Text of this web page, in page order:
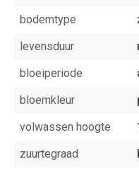
bodemtype
levensduur
bloeiperiode
bloemkleur
volwassen hoogte
zuurtegraad